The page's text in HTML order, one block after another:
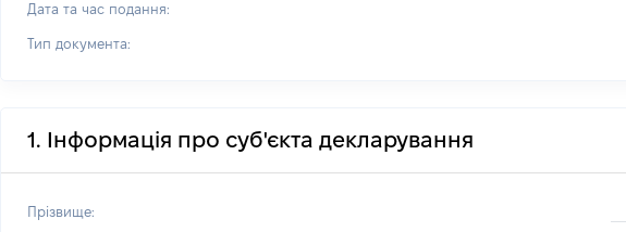
Дата та час подання:
Тип документа:
1. Інформація про суб'єкта декларування
Прізвище: